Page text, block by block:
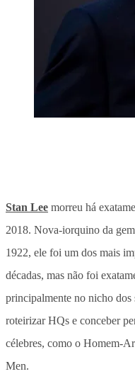
Stan Lee morreu há
2018. Nova-iorquino da
1922, ele foi um dos mais
décadas, mas não foi
principalmente no nicho dos
roteirizar HQs e conceber
célebres, como o Homem-
Men.